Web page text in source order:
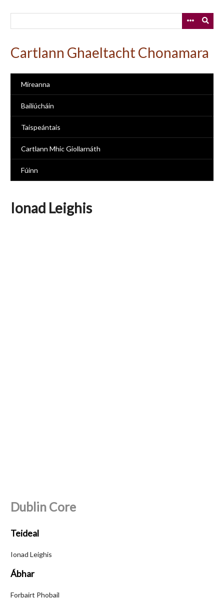
Cartlann Ghaeltacht Chonamara
Míreanna
Bailiúcháin
Taispeántais
Cartlann Mhic Giollarnáth
Fúinn
Ionad Leighis
Dublin Core
Teideal
Ionad Leighis
Ábhar
Forbairt Phobail